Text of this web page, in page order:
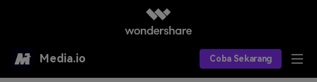
Media.io Coba Sekarang